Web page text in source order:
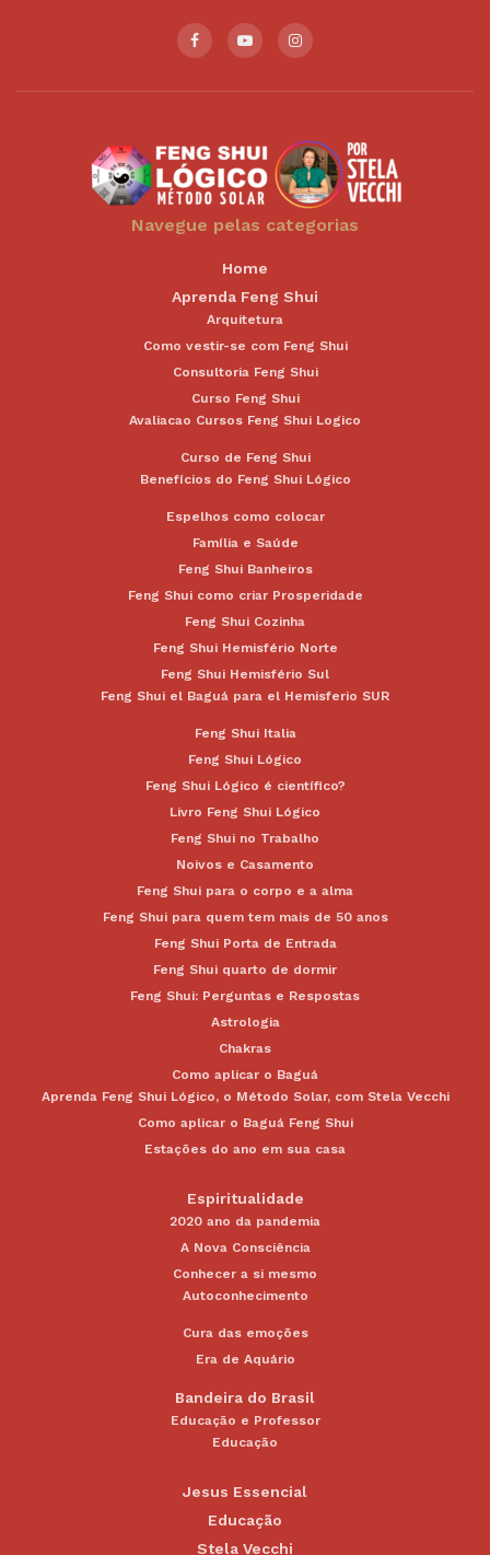
Navegue pelas categorias
Home
Aprenda Feng Shui
Arquitetura
Como vestir-se com Feng Shui
Consultoria Feng Shui
Curso Feng Shui
Avaliacao Cursos Feng Shui Logico
Curso de Feng Shui
Benefícios do Feng Shui Lógico
Espelhos como colocar
Família e Saúde
Feng Shui Banheiros
Feng Shui como criar Prosperidade
Feng Shui Cozinha
Feng Shui Hemisfério Norte
Feng Shui Hemisfério Sul
Feng Shui el Baguá para el Hemisferio SUR
Feng Shui Italia
Feng Shui Lógico
Feng Shui Lógico é científico?
Livro Feng Shui Lógico
Feng Shui no Trabalho
Noivos e Casamento
Feng Shui para o corpo e a alma
Feng Shui para quem tem mais de 50 anos
Feng Shui Porta de Entrada
Feng Shui quarto de dormir
Feng Shui: Perguntas e Respostas
Astrologia
Chakras
Como aplicar o Baguá
Aprenda Feng Shui Lógico, o Método Solar, com Stela Vecchi
Como aplicar o Baguá Feng Shui
Estações do ano em sua casa
Espiritualidade
2020 ano da pandemia
A Nova Consciência
Conhecer a si mesmo
Autoconhecimento
Cura das emoções
Era de Aquário
Bandeira do Brasil
Educação e Professor
Educação
Jesus Essencial
Educação
Stela Vecchi